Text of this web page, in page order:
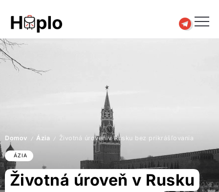
Domov / Ázia / Životná úroveň v Rusku bez prikrášľovania
ÁZIA
Životná úroveň v Rusku